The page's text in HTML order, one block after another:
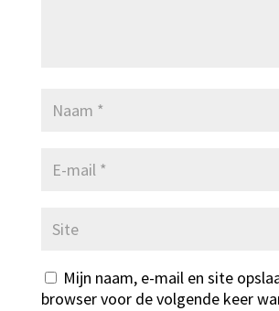
Mijn naam, e-mail en site
browser voor de volgende keer